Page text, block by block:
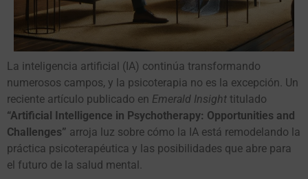
La inteligencia artificial (IA) continúa transformando
numerosos campos, y la psicoterapia no es la excepción. Un
reciente artículo publicado en Emerald Insight titulado
“Artificial Intelligence in Psychotherapy: Opportunities and
Challenges” arroja luz sobre cómo la IA está remodelando la
práctica psicoterapéutica y las posibilidades que abre para
el futuro de la salud mental.